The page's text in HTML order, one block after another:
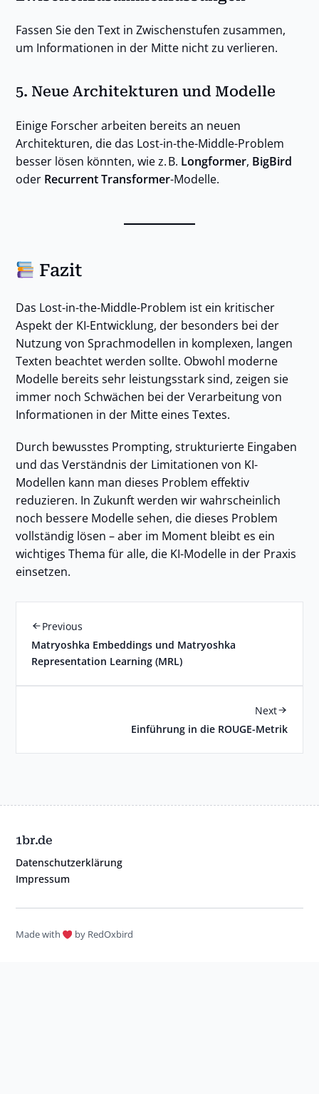
Fassen Sie den Text in Zwischenstufen zusammen,
um Informationen in der Mitte nicht zu verlieren.
5. Neue Architekturen und Modelle
Einige Forscher arbeiten bereits an neuen
Architekturen, die das Lost-in-the-Middle-Problem
besser lösen könnten, wie z. B. Longformer, BigBird
oder Recurrent Transformer-Modelle.
Fazit
Das Lost-in-the-Middle-Problem ist ein kritischer
Aspekt der KI-Entwicklung, der besonders bei der
Nutzung von Sprachmodellen in komplexen, langen
Texten beachtet werden sollte. Obwohl moderne
Modelle bereits sehr leistungsstark sind, zeigen sie
immer noch Schwächen bei der Verarbeitung von
Informationen in der Mitte eines Textes.
Durch bewusstes Prompting, strukturierte Eingaben
und das Verständnis der Limitationen von KI-
Modellen kann man dieses Problem effektiv
reduzieren. In Zukunft werden wir wahrscheinlich
noch bessere Modelle sehen, die dieses Problem
vollständig lösen – aber im Moment bleibt es ein
wichtiges Thema für alle, die KI-Modelle in der Praxis
einsetzen.
Previous
Matryoshka Embeddings und Matryoshka
Representation Learning (MRL)
Next
Einführung in die ROUGE-Metrik
1br.de
Datenschutzerklärung
Impressum
Made with by RedOxbird